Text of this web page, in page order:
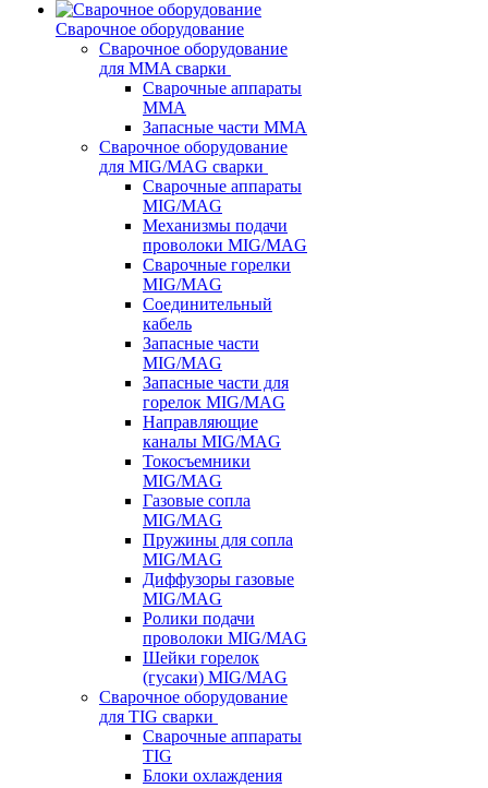
Сварочное оборудование
Сварочное оборудование
для MMA сварки
Сварочные аппараты
MMA
Запасные части MMA
Сварочное оборудование
для MIG/MAG сварки
Сварочные аппараты
MIG/MAG
Механизмы подачи
проволоки MIG/MAG
Сварочные горелки
MIG/MAG
Соединительный
кабель
Запасные части
MIG/MAG
Запасные части для
горелок MIG/MAG
Направляющие
каналы MIG/MAG
Токосъемники
MIG/MAG
Газовые сопла
MIG/MAG
Пружины для сопла
MIG/MAG
Диффузоры газовые
MIG/MAG
Ролики подачи
проволоки MIG/MAG
Шейки горелок
(гусаки) MIG/MAG
Сварочное оборудование
для TIG сварки
Сварочные аппараты
TIG
Блоки охлаждения